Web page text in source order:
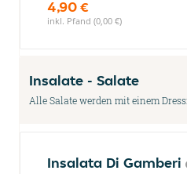
4,90 €
inkl. Pfand (0,00 €)
Insalate - Salate
Alle Salate werden mit einem
Insalata Di Gamberi